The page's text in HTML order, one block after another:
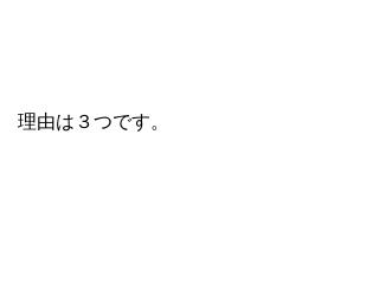
理由は３つです。